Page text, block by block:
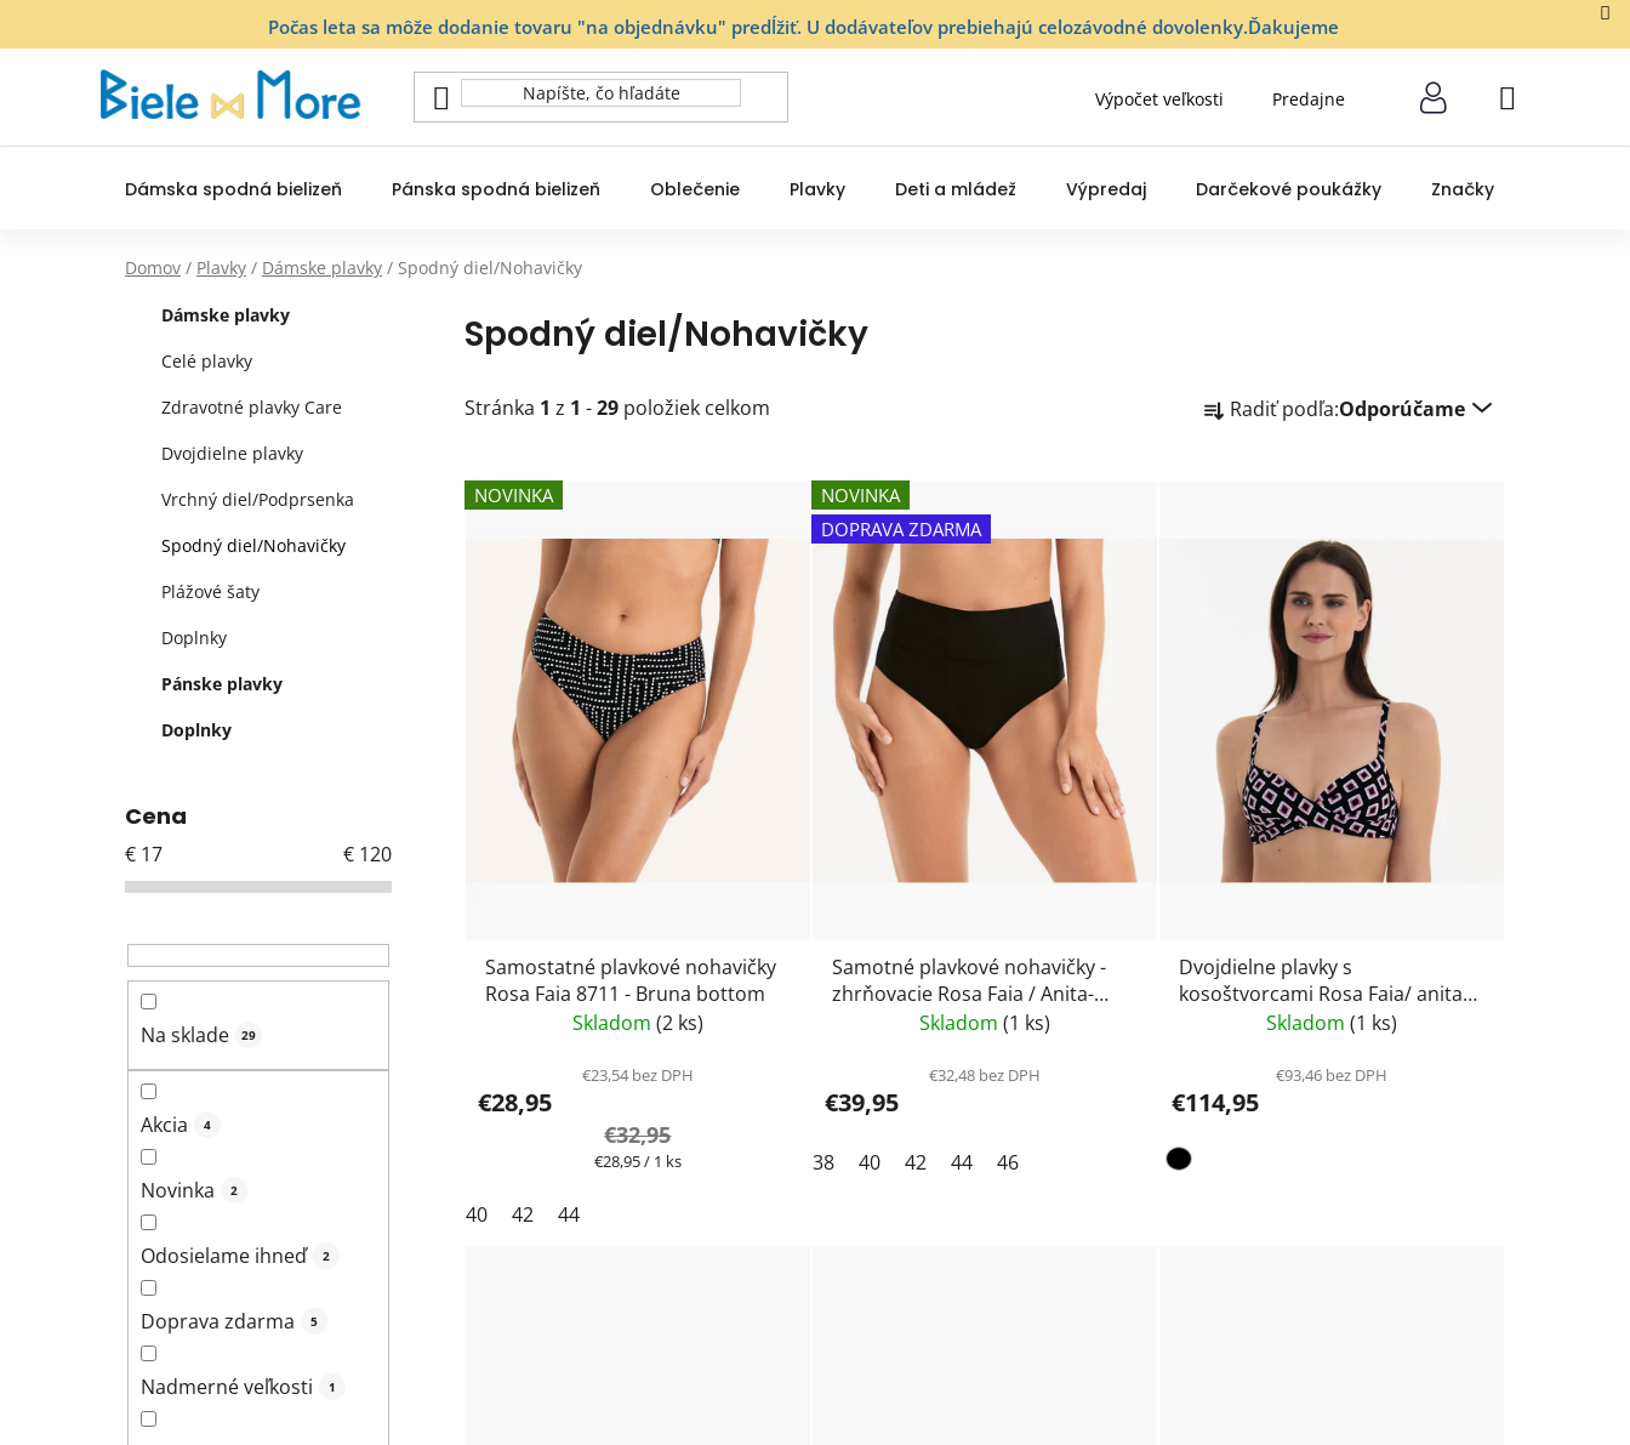
Počas leta sa môže dodanie tovaru "na objednávku" predĺžiť. U dodávateľov prebiehajú celozávodné dovolenky.Ďakujeme
Výpočet veľkosti Predajne
NÁKUPNÝ
Dámska spodná bielizeň Pánska spodná bielizeň Oblečenie Plavky Deti a mládež Výpredaj Darčekové poukážky Značky
Domov / Plavky / Dámske plavky / Spodný diel/Nohavičky
PreskočiťDámske plavky
Celé plavky
Zdravotné plavky Care
Dvojdielne plavky
Vrchný diel/Podprsenka
Spodný diel/Nohavičky
Plážové šaty
Doplnky
Pánske plavky
Doplnky
Cena
€ 17 € 120
Na sklade 29
Akcia 4
Novinka 2
Odosielame ihneď 2
Doprava zdarma 5
Nadmerné veľkosti 1
Spodný diel/Nohavičky
Stránka 1 z 1 -29 položiek celkom a
u
k
Radiť podľa:Odporúčame
V
ýNOVINKA
Samostatné plavkové nohavičky
Rosa Faia 8711 - Bruna bottom
Skladom (2 ks)
€23,54 bez DPH
€28,95
€32,95
Jednotková
€28,95 / 1 ks
40 42 44
NOVINKA
DOPRAVA ZDARMA
Samotné plavkové nohavičky -
zhrňovacie Rosa Faia / Anita-
Style- Lorena 8808- čierne
Skladom (1 ks)
€32,48 bez DPH
€39,95
38 40 42 44 46
Dvojdielne plavky s
kosoštvorcami Rosa Faia/ anita
Ive bottom 8766 /8786
Skladom (1 ks)
€93,46 bez DPH
€114,95